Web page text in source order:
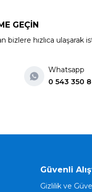
GEÇİN
hızlıca ulaşarak
Whatsapp
0 543 350
Güvenli
Gizlilik ve